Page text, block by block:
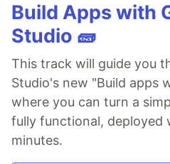
Build Apps with
Studio 🧱
This track will guide you
Studio's new "Build apps
where you can turn a
fully functional, deployed
minutes.